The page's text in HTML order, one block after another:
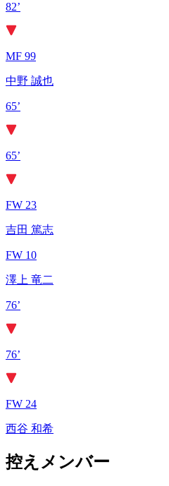
82’
MF 99
中野 誠也
65’
65’
FW 23
吉田 篤志
FW 10
澤上 竜二
76’
76’
FW 24
西谷 和希
控えメンバー